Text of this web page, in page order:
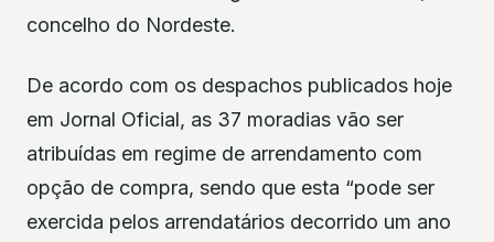
concelho do Nordeste.
De acordo com os despachos publicados hoje
em Jornal Oficial, as 37 moradias vão ser
atribuídas em regime de arrendamento com
opção de compra, sendo que esta “pode ser
exercida pelos arrendatários decorrido um ano